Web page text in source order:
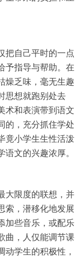
把自己平时的一点
予指导与帮助。在
燥乏味，毫无生趣
思想就跑别处去
术和表演带到语文
的，充分抓住学处
竟小学生生性活泼
文的兴趣浓厚。
大限度的联想，并
索，潜移化地发展
加些音乐，或配乐
曲，人仅能调节课
动学生的积极性，